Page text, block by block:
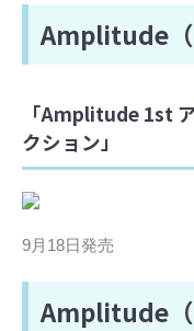
Amplitude（
「Amplitude 1st
クション」
9月18日発売
Amplitude（